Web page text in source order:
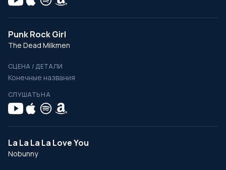
Punk Rock Girl
The Dead Milkmen
СЦЕНА / ДЕТАЛИ
Конечные названия
СЛУШАТЬ НА
La La La La Love You
Nobunny